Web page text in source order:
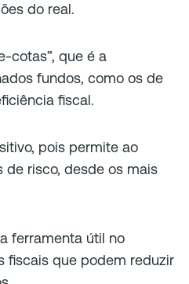
do real.
cotas”, que é a
fundos, como os de
fiscal.
pois permite ao
risco, desde os mais
ferramenta útil no
fiscais que podem reduzir